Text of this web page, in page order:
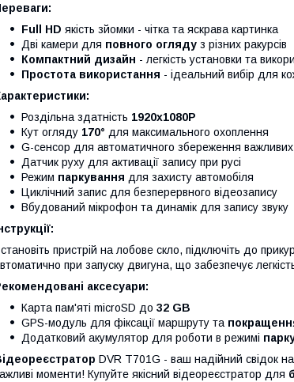
Full HD якість зйомки - чітка та яскрава картинка
Дві камери для повного огляду з різних ракурсів
Компактний дизайн - легкість установки та
Простота використання - ідеальний вибір для
Роздільна здатність 1920x1080P
Кут огляду 170° для максимального охоплення
G-сенсор для автоматичного збереження важливих
Датчик руху для активації запису при русі
Режим паркування для захисту автомобіля
Циклічний запис для безперервного відеозапису
Вбудований мікрофон та динамік для запису звуку
пристрій на лобове скло, підключіть до
при запуску двигуна, що забезпечує
аксесуари:
Карта пам'яті microSD до 32 GB
GPS-модуль для фіксації маршруту та
Додатковий акумулятор для роботи в режимі
DVR T701G - ваш надійний свідок
моменти! Купуйте якісний відеореєстратор для